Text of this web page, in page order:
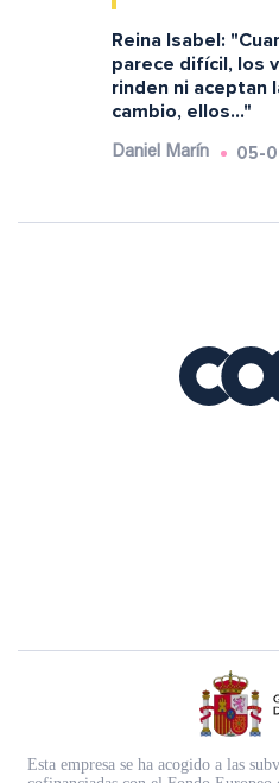
Reina Isabel:
parece difícil, los
rinden ni aceptan
cambio, ellos..."
Daniel Marín 05-
Esta empresa se ha acogido a las